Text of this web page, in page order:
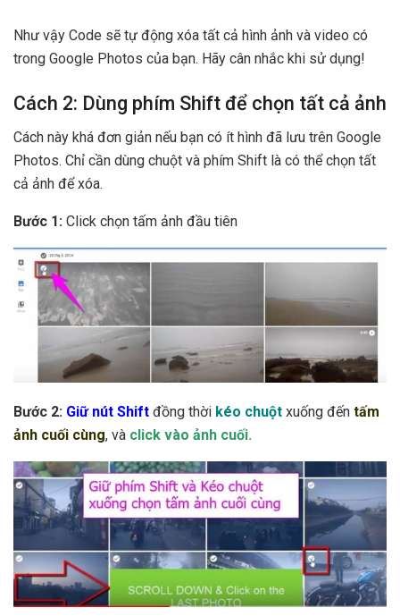
Như vậy Code sẽ tự động xóa tất cả hình ảnh và video có
trong Google Photos của bạn. Hãy cân nhắc khi sử dụng!
Cách 2: Dùng phím Shift để chọn tất cả ảnh
Cách này khá đơn giản nếu bạn có ít hình đã lưu trên Google
Photos. Chỉ cần dùng chuột và phím Shift là có thể chọn tất
cả ảnh để xóa.
Bước 1: Click chọn tấm ảnh đầu tiên
Bước 2: Giữ nút Shift đồng thời kéo chuột xuống đến tấm
ảnh cuối cùng, và click vào ảnh cuối.